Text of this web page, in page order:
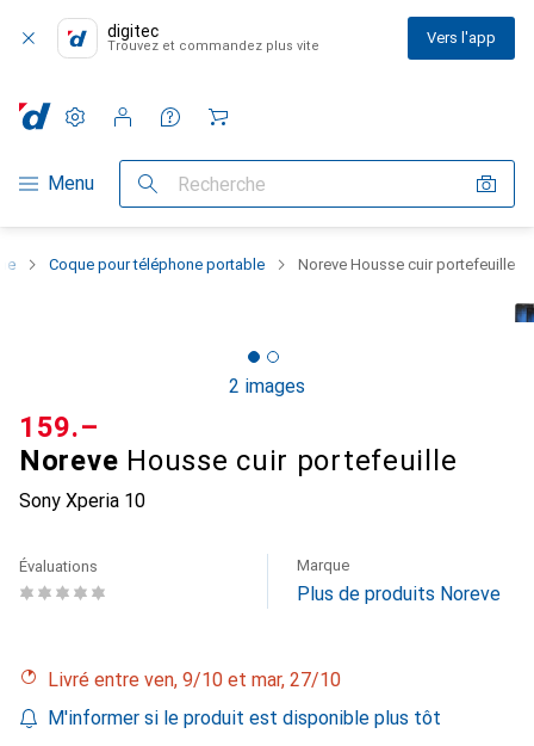
digitec
Trouvez et commandez plus vite Vers l'app
Navigation par catégorie
Menu Recherche
Paramètres
Compte client
Listes de comparaison
Listes d'envies
Panier
Coque pour téléphone portable Noreve Housse cuir portefeuille
2 images
Noreve Housse cuir portefeuille
Sony Xperia 10
CHF
159.–
Évaluations Marque
Plus de produits Noreve
Livré entre ven, 9/10 et mar, 27/10
M'informer si le produit est disponible plus tôt